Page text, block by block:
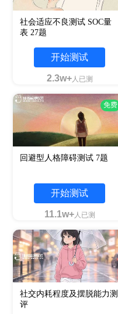
社会适应不良测试 SOC量
表 27题
开始测试
2.3w+人已测
免费
回避型人格障碍测试 7题
开始测试
11.1w+人已测
社交内耗程度及摆脱能力测
评